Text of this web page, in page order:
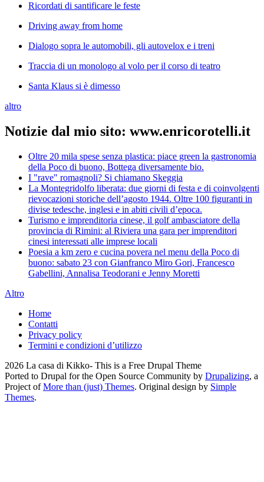
Ricordati di santificare le feste
Driving away from home
Dialogo sopra le automobili, gli autovelox e i treni
Traccia di un monologo al volo per il corso di teatro
Santa Klaus si è dimesso
altro
Notizie dal mio sito: www.enricorotelli.it
Oltre 20 mila spese senza plastica: piace green la gastronomia
della Poco di buono, Bottega diversamente bio.
I "rave" romagnoli? Si chiamano Skeggia
La Montegridolfo liberata: due giorni di festa e di coinvolgenti
rievocazioni storiche dell’agosto 1944. Oltre 100 figuranti in
divise tedesche, inglesi e in abiti civili d’epoca.
Turismo e imprenditoria cinese, il golf ambasciatore della
provincia di Rimini: al Riviera una gara per imprenditori
cinesi interessati alle imprese locali
Poesia a km zero e cucina povera nel menu della Poco di
buono: sabato 23 con Gianfranco Miro Gori, Francesco
Gabellini, Annalisa Teodorani e Jenny Moretti
Altro
Home
Contatti
Privacy policy
Termini e condizioni d’utilizzo
2026 La casa di Kikko- This is a Free Drupal Theme
Ported to Drupal for the Open Source Community by Drupalizing, a
Project ofMore than (just) Themes. Original design by Simple
Themes.